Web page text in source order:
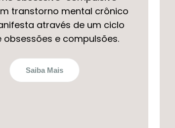
transtorno mental crônico
através de um ciclo
obsessões e compulsões.
Saiba Mais